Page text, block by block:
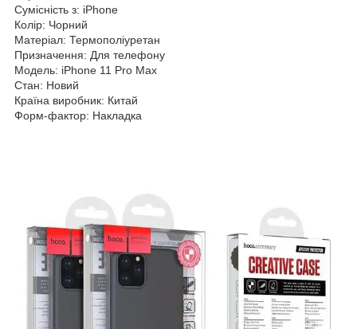
Сумісність з: iPhone
Колір: Чорний
Матеріал: Термополіуретан
Призначення: Для телефону
Модель: iPhone 11 Pro Max
Стан: Новий
Країна виробник: Китай
Форм-фактор: Накладка